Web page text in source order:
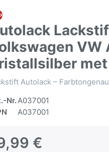
VW
Autolack – Farbtongenau
Nr.A037001
A037001
€